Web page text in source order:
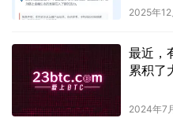
2025年12
最近，
累积了
2024年7